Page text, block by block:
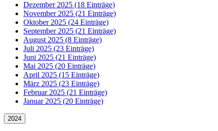
Dezember 2025 (18 Einträge)
November 2025 (21 Einträge)
Oktober 2025 (24 Einträge)
September 2025 (21 Einträge)
August 2025 (8 Einträge)
Juli 2025 (23 Einträge)
Juni 2025 (21 Einträge)
Mai 2025 (20 Einträge)
April 2025 (15 Einträge)
März 2025 (23 Einträge)
Februar 2025 (21 Einträge)
Januar 2025 (20 Einträge)
2024